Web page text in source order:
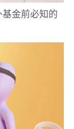
金前必知的